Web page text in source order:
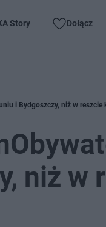
Story Dołącz
i Bydgoszczy, niż w reszcie
niż w